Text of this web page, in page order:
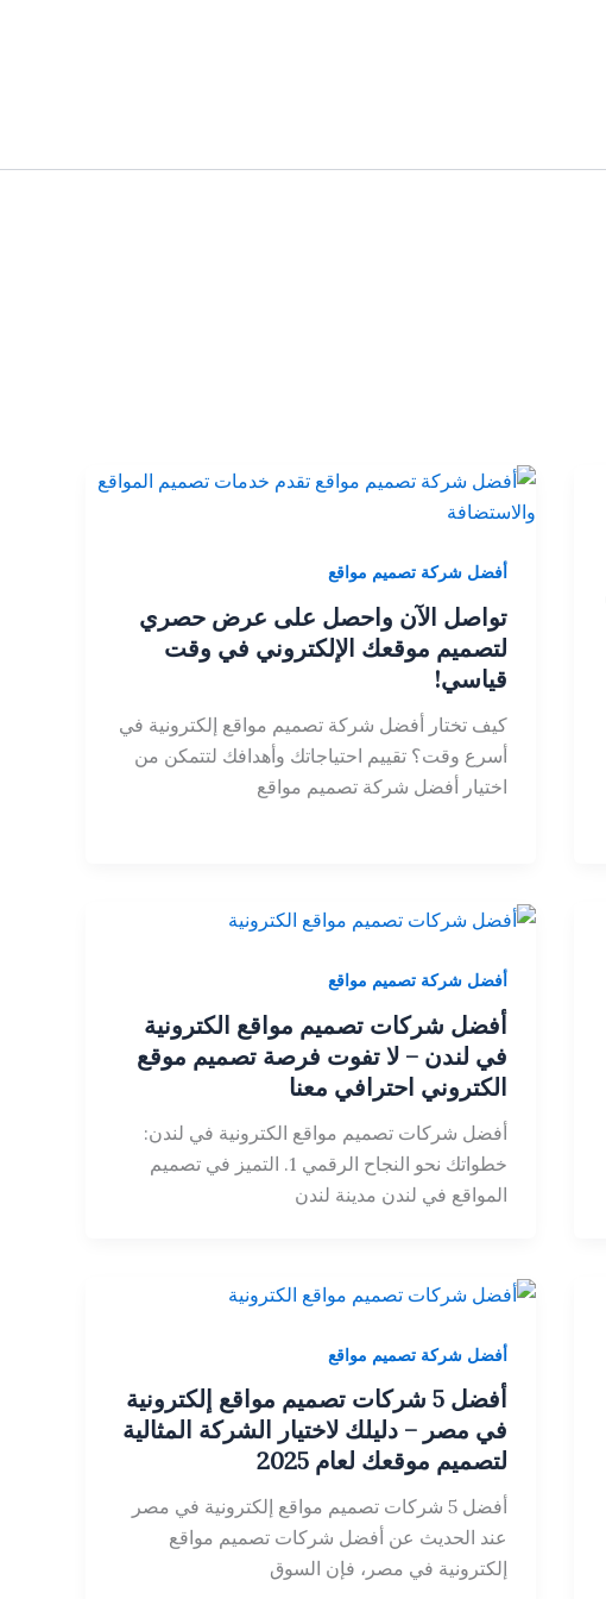
أفضل شركة تصميم مواقع
تواصل الآن واحصل على عرض حصري
لتصميم موقعك الإلكتروني في وقت
قياسي!
كيف تختار أفضل شركة تصميم مواقع إلكترونية في
أسرع وقت؟ تقييم احتياجاتك وأهدافك لتتمكن من
اختيار أفضل شركة تصميم مواقع
أفضل شركة تصميم مواقع
أفضل شركات تصميم مواقع الكترونية
في لندن – لا تفوت فرصة تصميم موقع
الكتروني احترافي معنا
أفضل شركات تصميم مواقع الكترونية في لندن:
خطواتك نحو النجاح الرقمي 1. التميز في تصميم
المواقع في لندن مدينة لندن
أفضل شركة تصميم مواقع
أفضل 5 شركات تصميم مواقع إلكترونية
في مصر – دليلك لاختيار الشركة المثالية
لتصميم موقعك لعام 2025
أفضل 5 شركات تصميم مواقع إلكترونية في مصر
عند الحديث عن أفضل شركات تصميم مواقع
إلكترونية في مصر، فإن السوق